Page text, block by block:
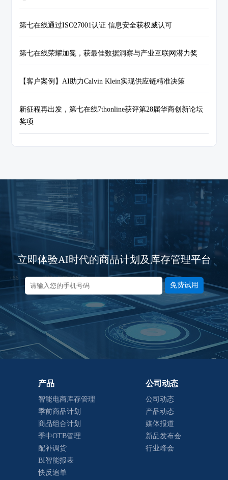
第七在线通过ISO27001认证 信息安全获权威认可
第七在线荣耀加冕，获最佳数据洞察与产业互联网潜力奖
【客户案例】AI助力Calvin Klein实现供应链精准决策
新征程再出发，第七在线7thonline获评第28届华商创新论坛
奖项
立即体验AI时代的商品计划及库存管理平台
免费试用
产品
智能电商库存管理
季前商品计划
商品组合计划
季中OTB管理
配补调货
BI智能报表
快反追单
公司动态
公司动态
产品动态
媒体报道
新品发布会
行业峰会